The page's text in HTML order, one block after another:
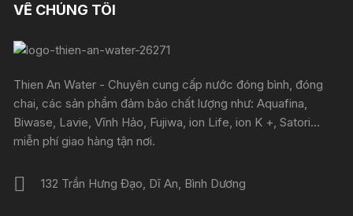
VỀ CHÚNG TÔI
Thien An Water - Chuyên cung cấp nước đóng bình, đóng
chai, các sản phẩm đảm bảo chất lượng như: Aquafina,
Biwase, Lavie, Vĩnh Hảo, Fujiwa, ion Life, ion K +, Satori...
miễn phí giao hàng tận nơi.
132 Trần Hưng Đạo, Dĩ An, Bình Dương